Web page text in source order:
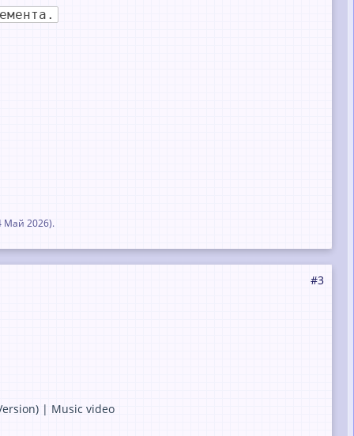
Май 2026).
#3
| Music video